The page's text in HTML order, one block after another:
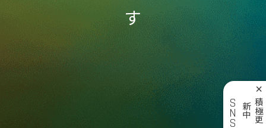
積
極
更
新
中
SNS
×
す